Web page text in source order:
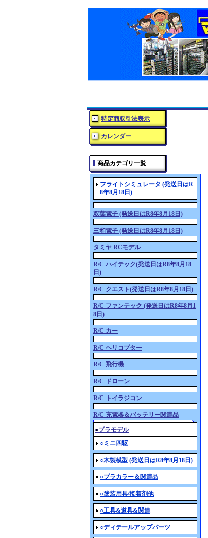
特定商取引法表示
カレンダー
商品カテゴリ一覧
フライトシミュレータ (発送日はR
8年8月18日)
双葉電子 (発送日はR8年8月18日)
三和電子 (発送日はR8年8月18日)
タミヤ RCモデル
R/C ハイテック(発送日はR8年8月18
日)
R/C クエスト(発送日はR8年8月18日)
R/C ファンテック (発送日はR8年8月1
8日)
R/C カー
R/C ヘリコプター
R/C 飛行機
R/C ドローン
R/C トイラジコン
R/C 充電器＆バッテリー関連品
○プラモデル
○ミニ四駆
○木製模型 (発送日はR8年8月18日)
○プラカラー＆関連品
○塗装用具/接着剤他
○工具&道具&関連
○ディテールアップパーツ